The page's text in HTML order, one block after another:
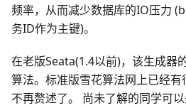
频率，从而减少数据库的IO压力
务ID作为主键)。
在老版Seata(1.4以前)，该生成器
算法。标准版雪花算法网上已经
不再赘述了。 尚未了解的同学可